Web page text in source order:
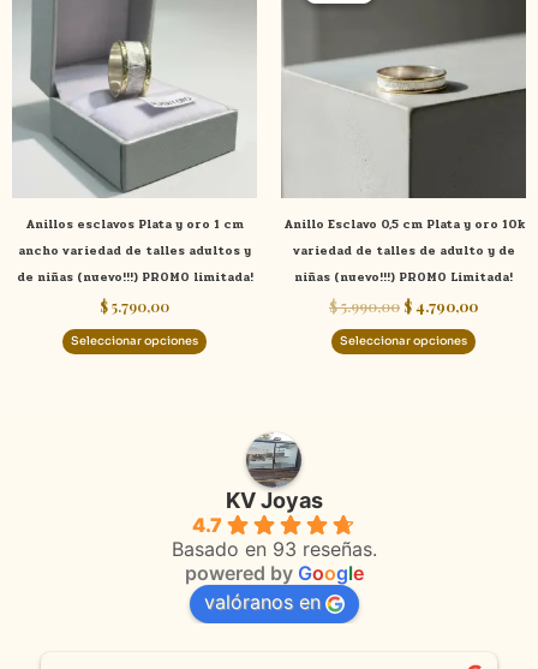
Anillos esclavos Plata y oro 1 cm
ancho variedad de talles adultos y
de niñas (nuevo!!!) PROMO limitada!
$5.790,00
Seleccionar opciones
variantes.
opciones
se
elegir
en
la
página
producto
Anillo Esclavo 0,5 cm Plata y oro 10k
variedad de talles de adulto y de
niñas (nuevo!!!) PROMO Limitada!
$5.990,00
$ 5.990,00.
$4.790,00
$
Seleccionar opciones
Las
elegir
en
la
página
de
KV Joyas
4.7
Basado en 93 reseñas.
powered by Google
valóranos en